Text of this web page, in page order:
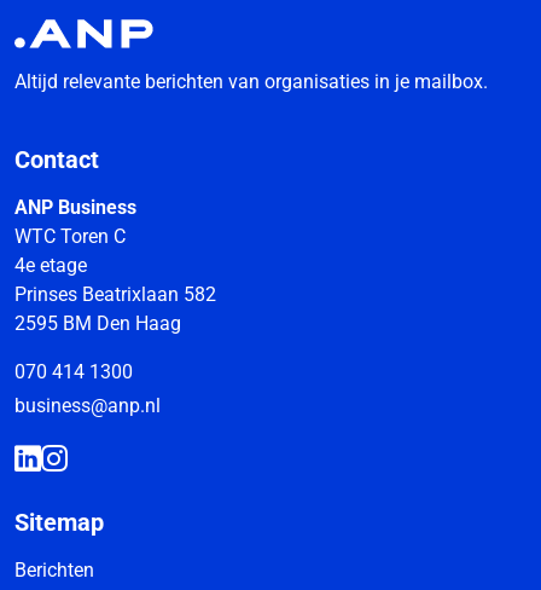
Altijd relevante berichten van organisaties in je mailbox.
Contact
ANP Business
WTC Toren C
4e etage
Prinses Beatrixlaan 582
2595 BM Den Haag
070 414 1300
business@anp.nl
Sitemap
Berichten